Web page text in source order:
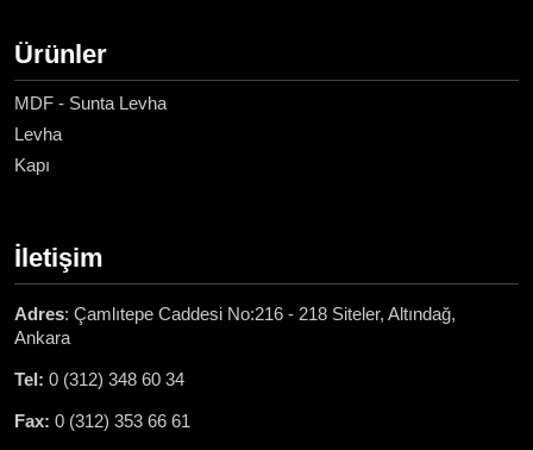
Ürünler
MDF - Sunta Levha
Levha
Kapı
İletişim
Adres: Çamlıtepe Caddesi No:216 - 218 Siteler, Altındağ,
Ankara
Tel: 0 (312) 348 60 34
Fax: 0 (312) 353 66 61